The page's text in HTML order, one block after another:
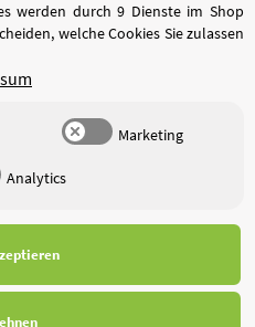
USt., zzgl.Versand
werden durch 9 Dienste im Shop
welche Cookies Sie zulassen
Marketing
Analytics